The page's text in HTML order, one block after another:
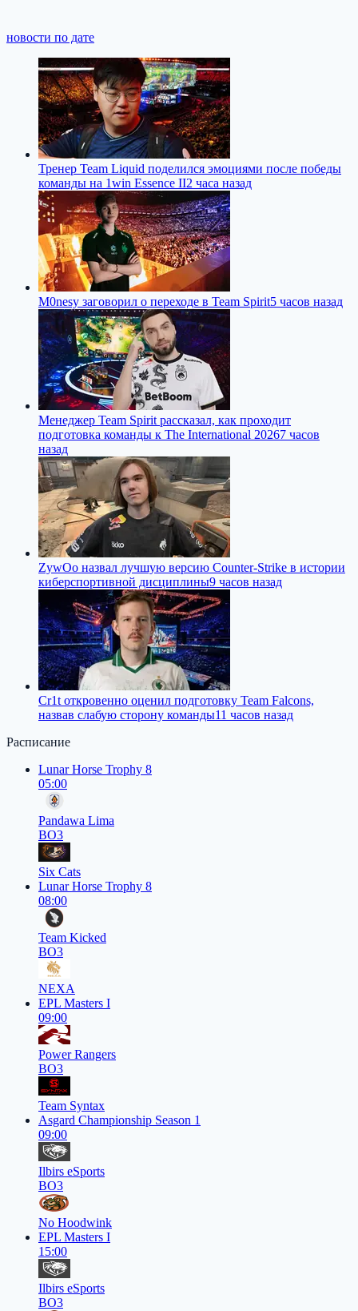
новости по дате
Тренер Team Liquid поделился эмоциями после победы
команды на 1win Essence II2 часа назад
M0nesy заговорил о переходе в Team Spirit5 часов назад
Менеджер Team Spirit рассказал, как проходит
подготовка команды к The International 20267 часов
назад
ZywOo назвал лучшую версию Counter-Strike в истории
киберспортивной дисциплины9 часов назад
Cr1t откровенно оценил подготовку Team Falcons,
назвав слабую сторону команды11 часов назад
Расписание
Lunar Horse Trophy 8
05:00
Pandawa Lima
BO3
Six Cats
Lunar Horse Trophy 8
08:00
Team Kicked
BO3
NEXA
EPL Masters I
09:00
Power Rangers
BO3
Team Syntax
Asgard Championship Season 1
09:00
Ilbirs eSports
BO3
No Hoodwink
EPL Masters I
15:00
Ilbirs eSports
BO3